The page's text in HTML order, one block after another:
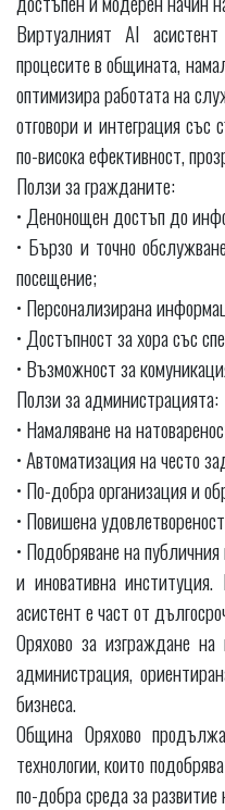
Виртуалният AI
процесите в общината,
оптимизира работата на
отговори и интеграция със
по-висока ефективност,
Ползи за гражданите:
• Денонощен достъп до
• Бързо и точно
посещение;
• Персонализирана
• Достъпност за хора със
• Възможност за
Ползи за администрацията:
• Намаляване на
• Автоматизация на често
• По-добра организация и
• Повишена
• Подобряване на
и иновативна
асистент е част от
Оряхово за изграждане
администрация,
бизнеса.
Община Оряхово
технологии, които
по-добра среда за развитие